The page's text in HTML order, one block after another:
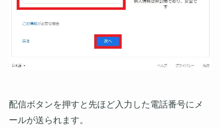
配信ボタンを押すと先ほど入力した電話番号にメ
ールが送られます。